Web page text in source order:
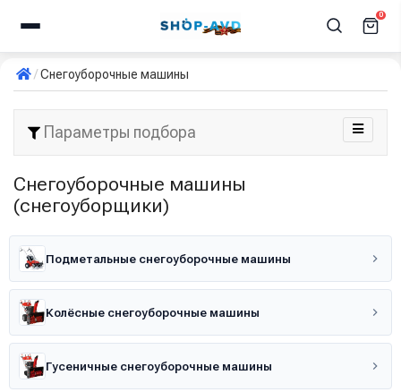
0
Снегоуборочные машины
Параметры подбора
Снегоуборочные машины
(снегоуборщики)
Подметальные снегоуборочные машины
Колёсные снегоуборочные машины
Гусеничные снегоуборочные машины